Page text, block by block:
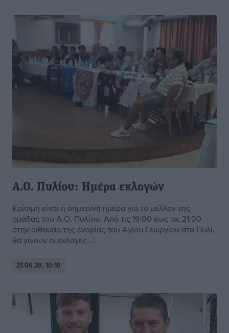
Α.Ο. Πυλίου: Ημέρα εκλογών
Κρίσιμη είναι η σημερινή ημέρα για το μέλλον της
ομάδας του Α.Ο. Πυλίου. Από τις 19:00 έως τις 21:00
στην αίθουσα της ενορίας του Αγίου Γεωργίου στο Πυλί,
θα γίνουν οι εκλογές ...
21.06.20, 10:10